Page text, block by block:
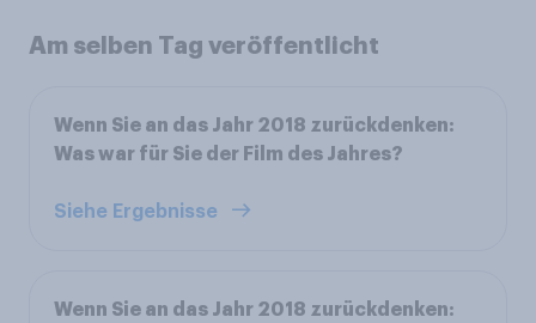
Am selben Tag veröffentlicht
Wenn Sie an das Jahr 2018 zurückdenken:
Was war für Sie der Film des Jahres?
Siehe Ergebnisse
Wenn Sie an das Jahr 2018 zurückdenken: